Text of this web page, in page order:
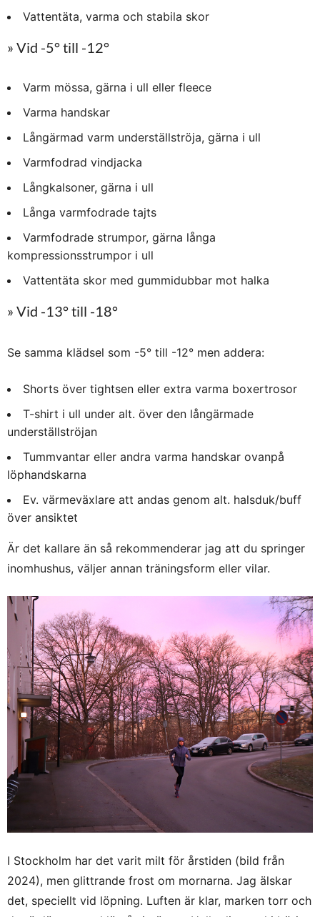
Vattentäta, varma och stabila skor
» Vid -5° till -12°
Varm mössa, gärna i ull eller fleece
Varma handskar
Långärmad varm underställströja, gärna i ull
Varmfodrad vindjacka
Långkalsoner, gärna i ull
Långa varmfodrade tajts
Varmfodrade strumpor, gärna långa
kompressionsstrumpor i ull
Vattentäta skor med gummidubbar mot halka
» Vid -13° till -18°
Se samma klädsel som -5° till -12° men addera:
Shorts över tightsen eller extra varma boxertrosor
T-shirt i ull under alt. över den långärmade
underställströjan
Tummvantar eller andra varma handskar ovanpå
löphandskarna
Ev. värmeväxlare att andas genom alt. halsduk/buff
över ansiktet
Är det kallare än så rekommenderar jag att du springer
inomhushus, väljer annan träningsform eller vilar.
I Stockholm har det varit milt för årstiden (bild från
2024), men glittrande frost om mornarna. Jag älskar
det, speciellt vid löpning. Luften är klar, marken torr och